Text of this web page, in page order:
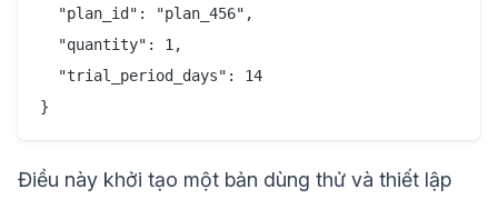
  "plan_id": "plan_456",
  "quantity": 1,
  "trial_period_days": 14
Điều này khởi tạo một bản dùng thử và thiết lập